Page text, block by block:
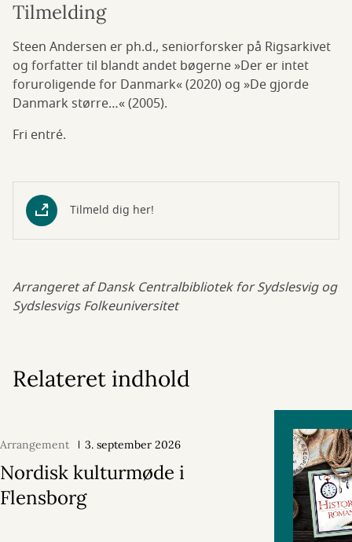
Tilmelding
Steen Andersen er ph.d., seniorforsker på Rigsarkivet
og forfatter til blandt andet bøgerne »Der er intet
foruroligende for Danmark« (2020) og »De gjorde
Danmark større…« (2005).
Fri entré.
Tilmeld dig her!
Arrangeret af Dansk Centralbibliotek for Sydslesvig og
Sydslesvigs Folkeuniversitet
Relateret indhold
Arrangement 3. september 2026
Nordisk kulturmøde i
Flensborg